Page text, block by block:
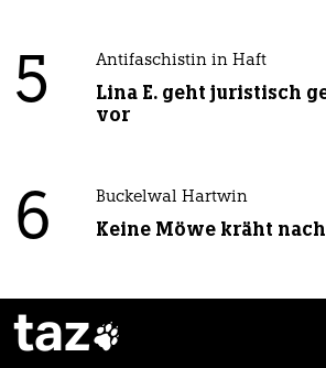
5 Antifaschistin in Haft
Lina E. geht juristisch
vor
6 Buckelwal Hartwin
Keine Möwe kräht
taz